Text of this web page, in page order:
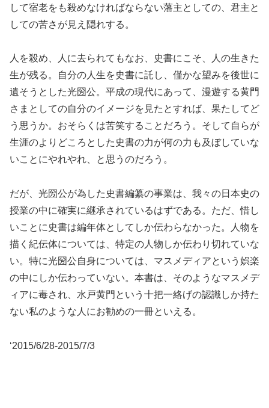
して宿老をも殺めなければならない藩主としての、君主と
しての苦さが見え隠れする。
人を殺め、人に去られてもなお、史書にこそ、人の生きた
生が残る。自分の人生を史書に託し、僅かな望みを後世に
遺そうとした光圀公。平成の現代にあって、漫遊する黄門
さまとしての自分のイメージを見たとすれば、果たしてど
う思うか。おそらくは苦笑することだろう。そして自らが
生涯のよりどころとした史書の力が何の力も及ぼしていな
いことにやれやれ、と思うのだろう。
だが、光圀公が為した史書編纂の事業は、我々の日本史の
授業の中に確実に継承されているはずである。ただ、惜し
いことに史書は編年体としてしか伝わらなかった。人物を
描く紀伝体については、特定の人物しか伝わり切れていな
い。特に光圀公自身については、マスメディアという娯楽
の中にしか伝わっていない。本書は、そのようなマスメデ
ィアに毒され、水戸黄門という十把一絡げの認識しか持た
ない私のような人にお勧めの一冊といえる。
‘2015/6/28-2015/7/3